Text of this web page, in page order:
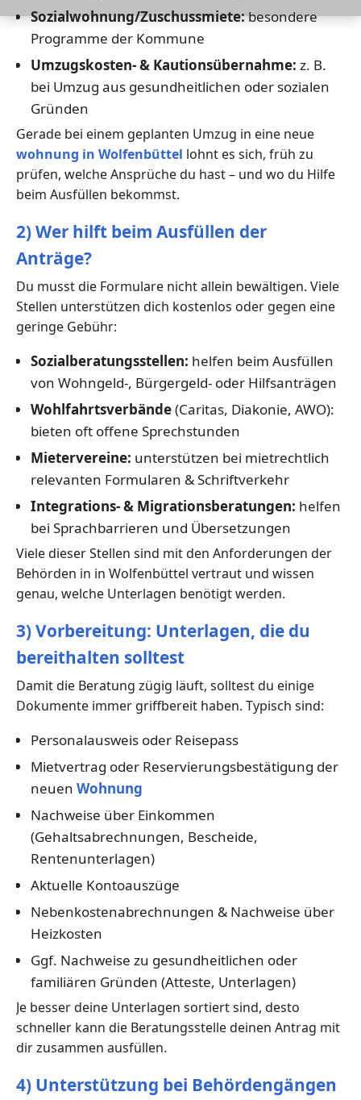
Sozialwohnung/Zuschussmiete:besondere
Programme der Kommune
Umzugskosten- & Kautionsübernahme: z. B.
bei Umzug aus gesundheitlichen oder sozialen
Gründen
Gerade bei einem geplanten Umzug in eine neue
wohnung in Wolfenbüttel lohnt es sich, früh zu
prüfen, welche Ansprüche du hast – und wo du Hilfe
beim Ausfüllen bekommst.
2) Wer hilft beim Ausfüllen der
Anträge?
Du musst die Formulare nicht allein bewältigen. Viele
Stellen unterstützen dich kostenlos oder gegen eine
geringe Gebühr:
Sozialberatungsstellen: helfen beim Ausfüllen
von Wohngeld-, Bürgergeld- oder Hilfsanträgen
Wohlfahrtsverbände(Caritas, Diakonie, AWO):
bieten oft offene Sprechstunden
Mietervereine: unterstützen bei mietrechtlich
relevanten Formularen & Schriftverkehr
Integrations- & Migrationsberatungen: helfen
bei Sprachbarrieren und Übersetzungen
Viele dieser Stellen sind mit den Anforderungen der
Behörden in in Wolfenbüttel vertraut und wissen
genau, welche Unterlagen benötigt werden.
3) Vorbereitung: Unterlagen, die du
bereithalten solltest
Damit die Beratung zügig läuft, solltest du einige
Dokumente immer griffbereit haben. Typisch sind:
Personalausweis oder Reisepass
Mietvertrag oder Reservierungsbestätigung der
neuen Wohnung
Nachweise über Einkommen
(Gehaltsabrechnungen, Bescheide,
Rentenunterlagen)
Aktuelle Kontoauszüge
Nebenkostenabrechnungen & Nachweise über
Heizkosten
Ggf. Nachweise zu gesundheitlichen oder
familiären Gründen (Atteste, Unterlagen)
Je besser deine Unterlagen sortiert sind, desto
schneller kann die Beratungsstelle deinen Antrag mit
dir zusammen ausfüllen.
4) Unterstützung bei Behördengängen